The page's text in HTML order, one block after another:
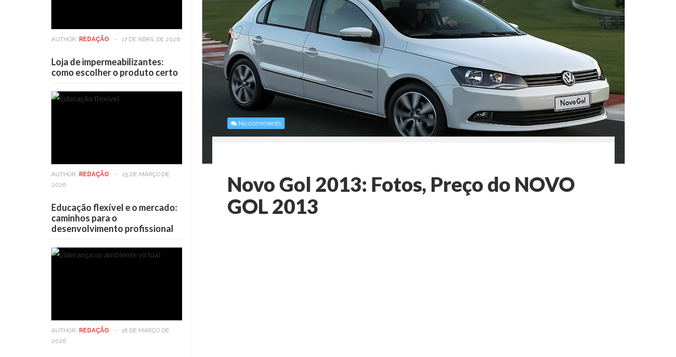
No comments
Novo Gol 2013: Fotos, Preço do NOVO
GOL 2013
AUTHOR: REDAÇÃO - 17 DE ABRIL DE 2026
Loja de impermeabilizantes:
como escolher o produto certo
AUTHOR: REDAÇÃO -
25 DE MARÇO DE
2026
Educação flexível e o mercado:
caminhos para o
desenvolvimento profissional
AUTHOR: REDAÇÃO -
18 DE MARÇO DE
2026